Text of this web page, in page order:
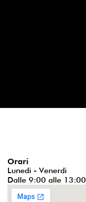
Orari
Lunedì - Venerdì
Dalle 9:00 alle 13:00